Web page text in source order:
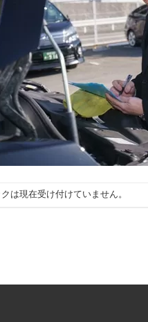
は現在受け付けていません。